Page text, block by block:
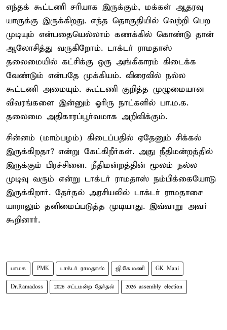
எந்தக் கூட்டணி சரியாக இருக்கும், மக்கள் ஆதரவு
யாருக்கு இருக்கிறது. எந்த தொகுதியில் வெற்றி பெற
முடியும் என்பதையெல்லாம் கணக்கில் கொண்டு தான்
ஆலோசித்து வருகிறோம். டாக்டர் ராமதாஸ்
தலைமையில் கட்சிக்கு ஒரு அங்கீகாரம் கிடைக்க
வேண்டும் என்பதே முக்கியம். விரைவில் நல்ல
கூட்டணி அமையும். கூட்டணி குறித்த முழுமையான
விவரங்களை இன்னும் ஓரிரு நாட்களில் பா.ம.க.
தலைமை அதிகாரப்பூர்வமாக அறிவிக்கும்.
சின்னம் (மாம்பழம்) கிடைப்பதில் ஏதேனும் சிக்கல்
இருக்கிறதா? என்று கேட்கிறீர்கள். அது நீதிமன்றத்தில்
இருக்கும் பிரச்சினை. நீதிமன்றத்தின் மூலம் நல்ல
முடிவு வரும் என்று டாக்டர் ராமதாஸ் நம்பிக்கையோடு
இருக்கிறார். தேர்தல் அரசியலில் டாக்டர் ராமதாசை
யாராலும் தனிமைப்படுத்த முடியாது. இவ்வாறு அவர்
கூறினார்.
பாமக PMK டாக்டர் ராமதாஸ் ஜி.கே.மணி GK Mani
Dr.Ramadoss 2026 சட்டமன்ற தேர்தல் 2026 assembly election